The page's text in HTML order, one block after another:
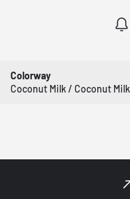
Colorway
Coconut Milk / Coconut Milk